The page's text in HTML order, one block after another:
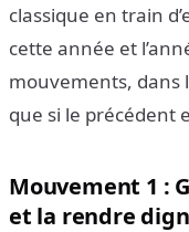
classique en train
cette année et
mouvements, dans
que si le précédent
Mouvement 1 :
et la rendre